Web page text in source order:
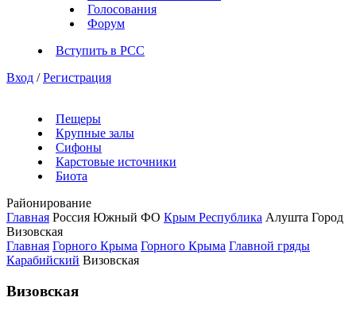
Голосования
Форум
Вступить в РСС
Вход / Регистрация
Пещеры
Крупные залы
Сифоны
Карстовые источники
Биота
Районирование
Главная Россия Южный ФО Крым Республика Алушта Город
Визовская
Главная Горного Крыма Горного Крыма Главной гряды
Карабийский Визовская
Визовская